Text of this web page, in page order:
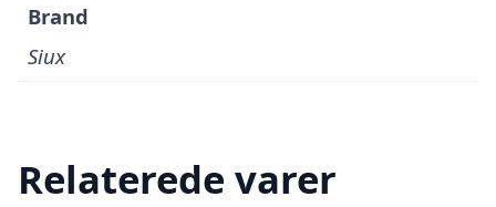
Brand
Siux
Relaterede varer